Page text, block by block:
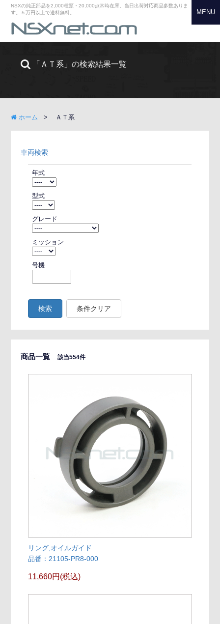
NSXの純正部品を2,000種類・20,000点常時在庫。当日出荷対応商品多数ありま
す。５万円以上で送料無料。
MENU
「ＡＴ系」の検索結果一覧
ホーム ＡＴ系
車両検索
年式
型式
グレード
ミッション
号機
検索 条件クリア
商品一覧該当554件
リング,オイルガイド
品番：21105-PR8-000
11,660円(税込)